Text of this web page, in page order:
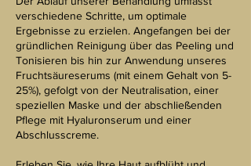
verschiedene Schritte, um optimale
Ergebnisse zu erzielen. Angefangen bei der
gründlichen Reinigung über das Peeling und
Tonisieren bis hin zur Anwendung unseres
Fruchtsäureserums (mit einem Gehalt von 5-
25%), gefolgt von der Neutralisation, einer
speziellen Maske und der abschließenden
Pflege mit Hyaluronserum und einer
Abschlusscreme.